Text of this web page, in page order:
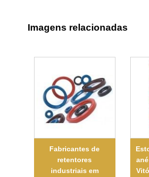
Imagens relacionadas
Fabricantes de
retentores
industriais em